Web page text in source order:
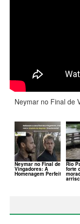
Neymar no Final de
Neymar no Final de
Vingadores: A
Homenagem Perfeita
Rio
forte